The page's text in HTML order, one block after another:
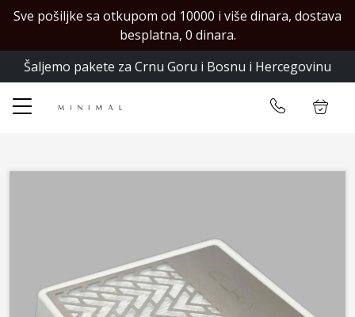
Sve pošiljke sa otkupom od 10000 i više dinara, dostava
besplatna, 0 dinara.
Šaljemo pakete za Crnu Goru i Bosnu i Hercegovinu
Početna
Ulogujte se